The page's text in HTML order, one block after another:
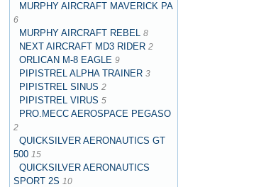
MURPHY AIRCRAFT MAVERICK PA
6
MURPHY AIRCRAFT REBEL 8
NEXT AIRCRAFT MD3 RIDER 2
ORLICAN M-8 EAGLE 9
PIPISTREL ALPHA TRAINER 3
PIPISTREL SINUS 2
PIPISTREL VIRUS 5
PRO.MECC AEROSPACE PEGASO
2
QUICKSILVER AERONAUTICS GT
500 15
QUICKSILVER AERONAUTICS
SPORT 2S 10